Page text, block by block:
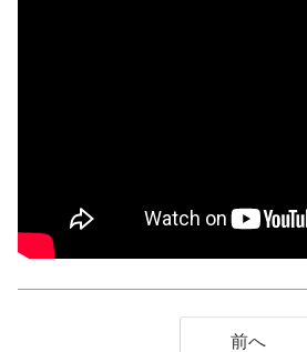
前へ